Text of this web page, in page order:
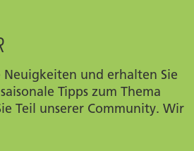
Neuigkeiten und erhalten Sie
Tipps zum Thema
Teil unserer Community. Wir